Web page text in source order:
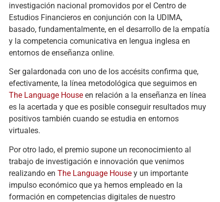
investigación nacional promovidos por el Centro de
Estudios Financieros en conjunción con la UDIMA,
basado, fundamentalmente, en el desarrollo de la empatía
y la competencia comunicativa en lengua inglesa en
entornos de enseñanza online.
Ser galardonada con uno de los accésits confirma que,
efectivamente, la línea metodológica que seguimos en
The Language Houseen relación a la enseñanza en línea
es la acertada y que es posible conseguir resultados muy
positivos también cuando se estudia en entornos
virtuales.
Por otro lado, el premio supone un reconocimiento al
trabajo de investigación e innovación que venimos
realizando en The Language Housey un importante
impulso económico que ya hemos empleado en la
formación en competencias digitales de nuestro